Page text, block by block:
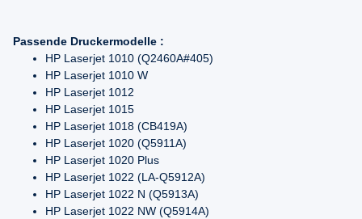
Passende Druckermodelle :
HP Laserjet 1010 (Q2460A#405)
HP Laserjet 1010 W
HP Laserjet 1012
HP Laserjet 1015
HP Laserjet 1018 (CB419A)
HP Laserjet 1020 (Q5911A)
HP Laserjet 1020 Plus
HP Laserjet 1022 (LA-Q5912A)
HP Laserjet 1022 N (Q5913A)
HP Laserjet 1022 NW (Q5914A)